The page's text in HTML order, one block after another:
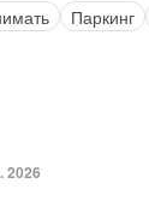
Паркинг
2026